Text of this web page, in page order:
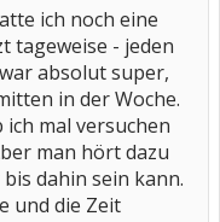
ich noch eine
tageweise - jeden
absolut super,
in der Woche.
mal versuchen
man hört dazu
dahin sein kann.
und die Zeit